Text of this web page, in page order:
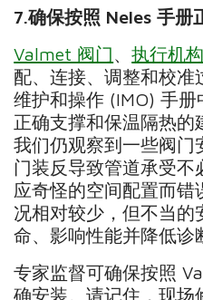
7.确保按照 Neles手册
Valmet 阀门、执行机
配、连接、调整和校准
维护和操作 (IMO) 手册
正确支撑和保温隔热的
我们仍观察到一些阀门
门装反导致管道承受不
应奇怪的空间配置而
况相对较少，但不当
命、影响性能并降低诊
专家监督可确保按照
确安装。请记住，现场